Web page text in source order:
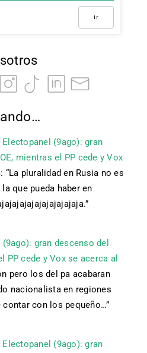
Ir
Electopanel (9ago): gran
mientras el PP cede y Vox
: “La pluralidad en Rusia no es
que pueda haber en
”
gran descenso del
PP cede y Vox se acerca al
pero los del pa acabaran
nacionalista en regiones
contar con los pequeño…”
Electopanel (9ago): gran